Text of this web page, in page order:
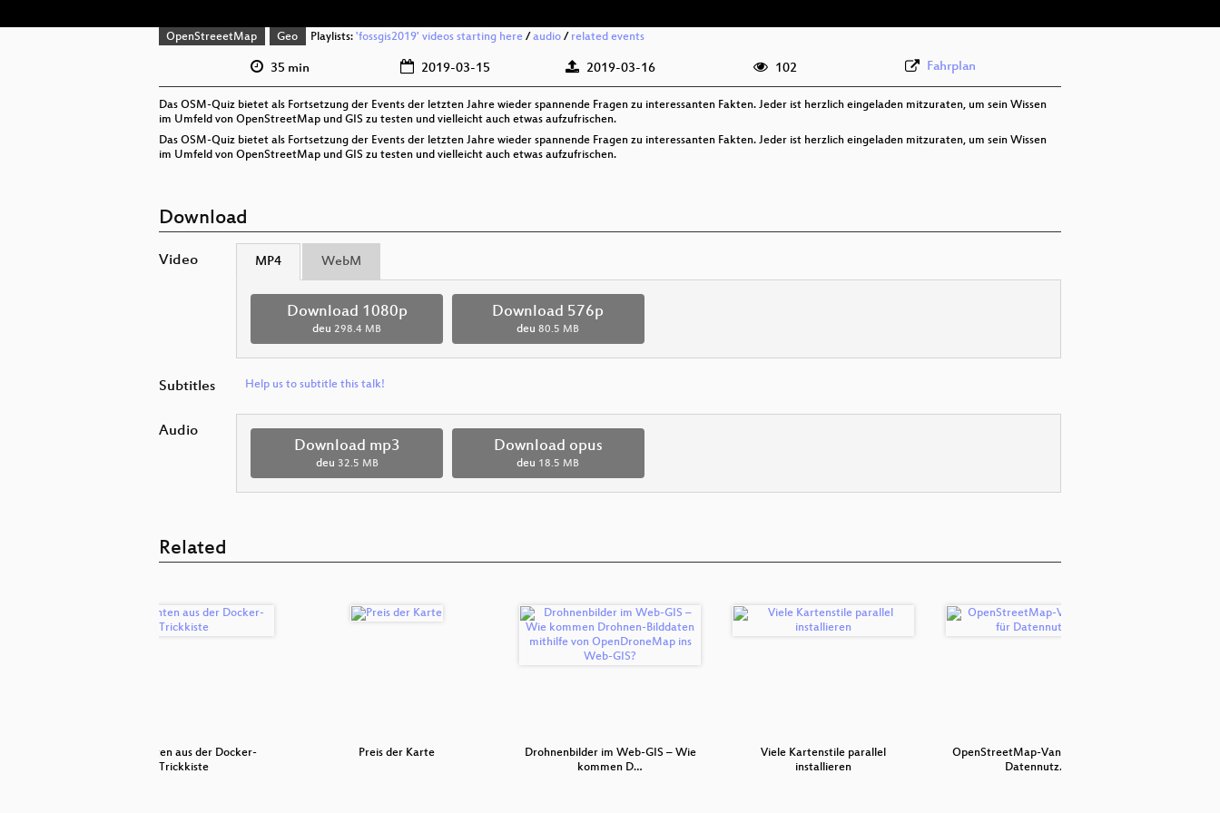
OpenStreeetMap Geo Playlists: 'fossgis2019' videos starting here/ audio/ related events
35 min 2019-03-15 2019-03-16 102 Fahrplan
Das OSM-Quiz bietet als Fortsetzung der Events der letzten Jahre wieder spannende Fragen zu interessanten Fakten. Jeder ist herzlich eingeladen mitzuraten, um sein Wissen
im Umfeld von OpenStreetMap und GIS zu testen und vielleicht auch etwas aufzufrischen.
Das OSM-Quiz bietet als Fortsetzung der Events der letzten Jahre wieder spannende Fragen zu interessanten Fakten. Jeder ist herzlich eingeladen mitzuraten, um sein Wissen
im Umfeld von OpenStreetMap und GIS zu testen und vielleicht auch etwas aufzufrischen.
Download
Video MP4 WebM
Download 1080p
deu 298.4 MB
Download 576p
deu 80.5 MB
Subtitles Help us to subtitle this talk!
Audio
Download mp3
deu 32.5 MB
Download opus
deu 18.5 MB
Related
Geschichten aus der Docker-
Trickkiste
Preis der Karte
Drohnenbilder im Web-GIS – Wie
kommen D…
Viele Kartenstile parallel
installieren
OpenStreetMap-Vandalismus für
Datennutz…